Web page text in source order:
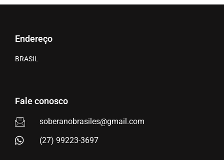
Endereço
BRASIL
Fale conosco
soberanobrasiles@gmail.com
(27) 99223-3697